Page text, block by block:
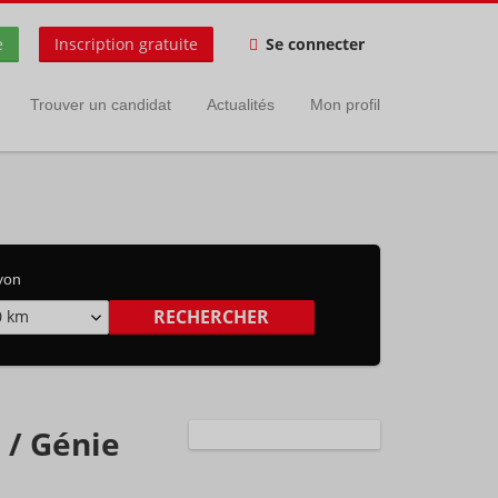
Trouver un candidat Actualités Mon profil
Inscription gratuite Se connecter
km
Génie